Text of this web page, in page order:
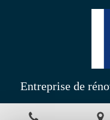
Entreprise de